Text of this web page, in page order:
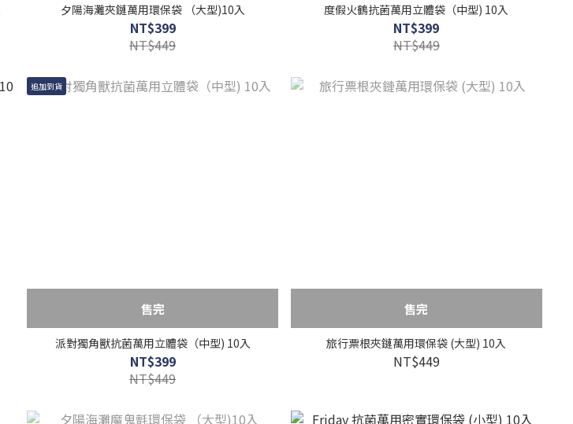
夕陽海灘夾鏈萬用環保袋 （大型)10入
NT$399
NT$449
度假火鶴抗菌萬用立體袋（中型) 10入
NT$399
NT$449
追加到貨
售完
派對獨角獸抗菌萬用立體袋（中型) 10入
NT$399
NT$449
售完
旅行票根夾鏈萬用環保袋 (大型) 10入
NT$449